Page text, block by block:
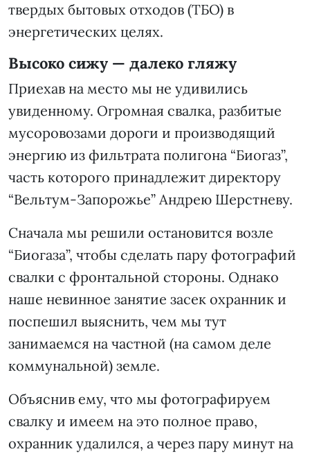
твердых бытовых отходов (ТБО) в
энергетических целях.
Высоко сижу — далеко гляжу
Приехав на место мы не удивились
увиденному. Огромная свалка, разбитые
мусоровозами дороги и производящий
энергию из фильтрата полигона “Биогаз”,
часть которого принадлежит директору
“Вельтум-Запорожье” Андрею Шерстневу.
Сначала мы решили остановится возле
“Биогаза”, чтобы сделать пару фотографий
свалки с фронтальной стороны. Однако
наше невинное занятие засек охранник и
поспешил выяснить, чем мы тут
занимаемся на частной (на самом деле
коммунальной) земле.
Объяснив ему, что мы фотографируем
свалку и имеем на это полное право,
охранник удалился, а через пару минут на